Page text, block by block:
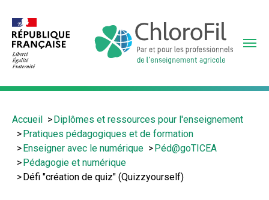
contenu
principal
Vous
êtes
Accueil
Diplômes et ressources pour l'enseignement
Pratiques pédagogiques et de formation
Enseigner avec le numérique
Péd@goTICEA
Pédagogie et numérique
Défi "création de quiz" (Quizzyourself)